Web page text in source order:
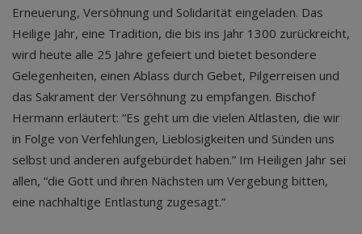
Erneuerung, Versöhnung und Solidarität eingeladen. Das
Heilige Jahr, eine Tradition, die bis ins Jahr 1300 zurückreicht,
wird heute alle 25 Jahre gefeiert und bietet besondere
Gelegenheiten, einen Ablass durch Gebet, Pilgerreisen und
das Sakrament der Versöhnung zu empfangen. Bischof
Hermann erläutert: “Es geht um die vielen Altlasten, die wir
in Folge von Verfehlungen, Lieblosigkeiten und Sünden uns
selbst und anderen aufgebürdet haben.” Im Heiligen Jahr sei
allen, “die Gott und ihren Nächsten um Vergebung bitten,
eine nachhaltige Entlastung zugesagt.”